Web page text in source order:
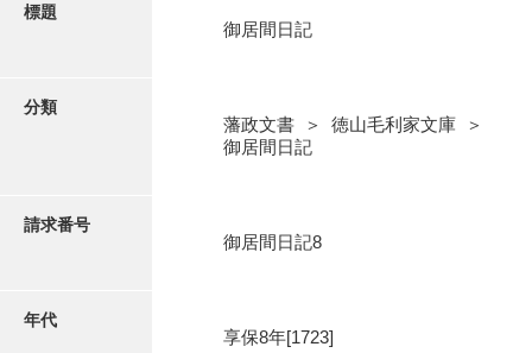
写真・絵はがき
標題
御居間日記
分類
藩政文書 ＞ 徳山毛利家文庫 ＞
御居間日記
請求番号
御居間日記8
年代
享保8年[1723]